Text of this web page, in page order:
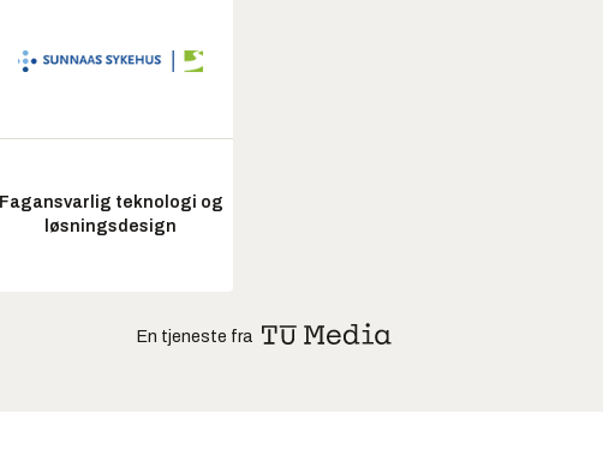
Fagansvarlig teknologi og
løsningsdesign
En tjeneste fra